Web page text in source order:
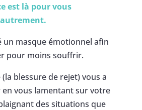
est là pour vous
un masque émotionnel afin
pour moins souffrir.
blessure de rejet) vous a
en vous lamentant sur votre
des situations que